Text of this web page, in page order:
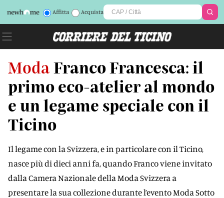
Affitta Acquista
Moda Franco Francesca: il
primo eco-atelier al mondo
e un legame speciale con il
Ticino
Il legame con la Svizzera, e in particolare con il Ticino,
nasce più di dieci anni fa, quando Franco viene invitato
dalla Camera Nazionale della Moda Svizzera a
presentare la sua collezione durante l’evento Moda Sotto